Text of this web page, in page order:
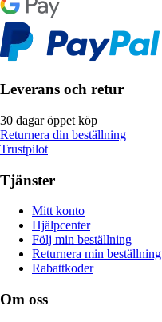
Leverans och retur
30 dagar öppet köp
Returnera din beställning
Trustpilot
Tjänster
Mitt konto
Hjälpcenter
Följ min beställning
Returnera min beställning
Rabattkoder
Om oss